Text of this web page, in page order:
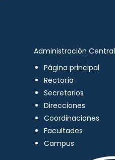
Administración Central
Página principal
Rectoría
Secretarios
Direcciones
Coordinaciones
Facultades
Campus